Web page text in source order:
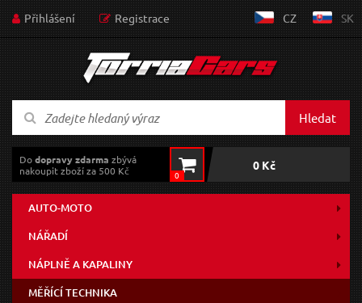
Přihlášení Registrace CZ SK
Hledat
Dodopravy zdarma zbývá
nakoupit zboží za 500 Kč
0
0 Kč
AUTO-MOTO
NÁŘADÍ
NÁPLNĚ A KAPALINY
MĚŘÍCÍ TECHNIKA